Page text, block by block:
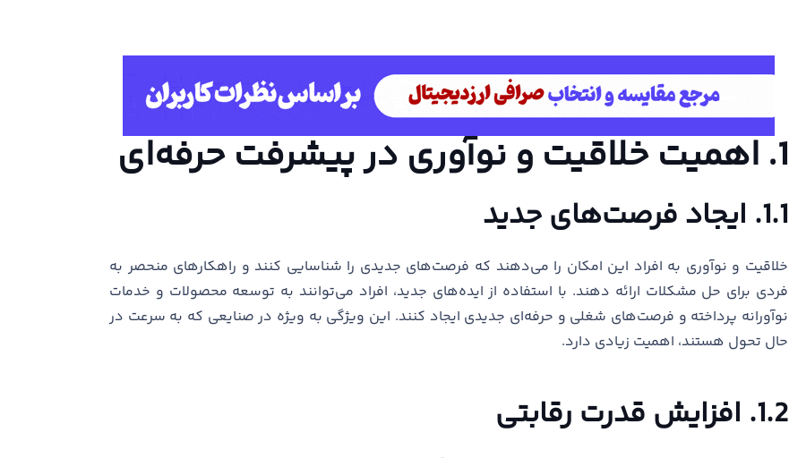
1. اهمیت خلاقیت و نوآوری در پیشرفت حرفه‌ای
1.1. ایجاد فرصت‌های جدید
خلاقیت و نوآوری به افراد این امکان را می‌دهند که فرصت‌های جدیدی را شناسایی کنند و راهکارهای منحصر به
فردی برای حل مشکلات ارائه دهند. با استفاده از ایده‌های جدید، افراد می‌توانند به توسعه محصولات و خدمات
نوآورانه پرداخته و فرصت‌های شغلی و حرفه‌ای جدیدی ایجاد کنند. این ویژگی به ویژه در صنایعی که به سرعت در
حال تحول هستند، اهمیت زیادی دارد.
1.2. افزایش قدرت رقابتی